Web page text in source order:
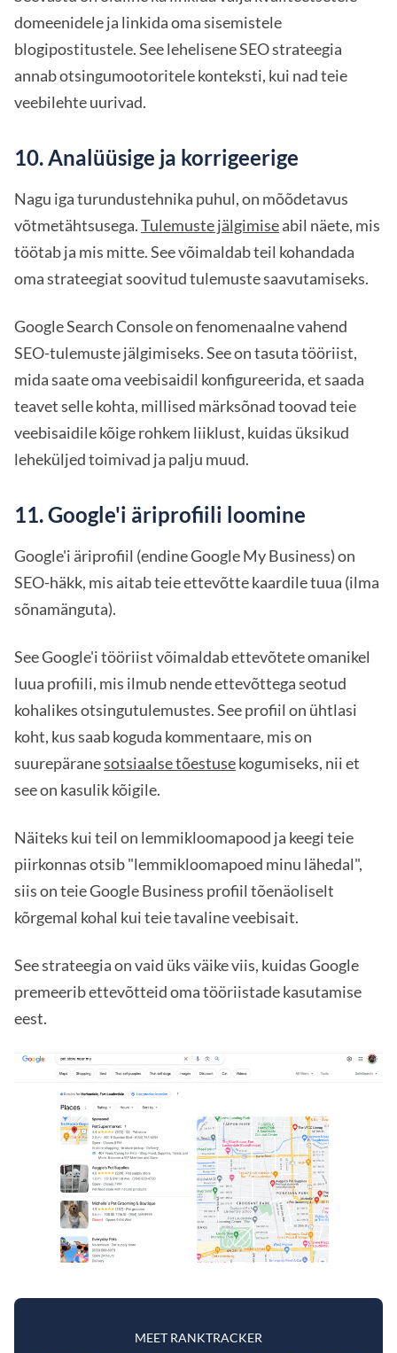
domeenidele ja linkida oma sisemistele
blogipostitustele. See lehelisene SEO strateegia
annab otsingumootoritele konteksti, kui nad teie
veebilehte uurivad.
10. Analüüsige ja korrigeerige
Nagu iga turundustehnika puhul, on mõõdetavus
võtmetähtsusega.Tulemuste jälgimiseabil näete, mis
töötab ja mis mitte. See võimaldab teil kohandada
oma strateegiat soovitud tulemuste saavutamiseks.
Google Search Console on fenomenaalne vahend
SEO-tulemuste jälgimiseks. See on tasuta tööriist,
mida saate oma veebisaidil konfigureerida, et saada
teavet selle kohta, millised märksõnad toovad teie
veebisaidile kõige rohkem liiklust, kuidas üksikud
leheküljed toimivad ja palju muud.
11. Google'i äriprofiili loomine
Google'i äriprofiil (endine Google My Business) on
SEO-häkk, mis aitab teie ettevõtte kaardile tuua (ilma
sõnamänguta).
See Google'i tööriist võimaldab ettevõtete omanikel
luua profiili, mis ilmub nende ettevõttega seotud
kohalikes otsingutulemustes. See profiil on ühtlasi
koht, kus saab koguda kommentaare, mis on
suurepäranesotsiaalse tõestusekogumiseks, nii et
see on kasulik kõigile.
Näiteks kui teil on lemmikloomapood ja keegi teie
piirkonnas otsib "lemmikloomapoed minu lähedal",
siis on teie Google Business profiil tõenäoliselt
kõrgemal kohal kui teie tavaline veebisait.
See strateegia on vaid üks väike viis, kuidas Google
premeerib ettevõtteid oma tööriistade kasutamise
eest.
MEET RANKTRACKER